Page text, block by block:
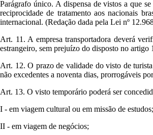
Parágrafo único. A dispensa de vistos a que
reciprocidade de tratamento aos nacionais
internacional. (Redação dada pela Lei nº
Art. 11. A empresa transportadora deverá
estrangeiro, sem prejuízo do disposto no artigo
Art. 12. O prazo de validade do visto de
não excedentes a noventa dias, prorrogáveis
Art. 13. O visto temporário poderá ser
I - em viagem cultural ou em missão de estudos;
II - em viagem de negócios;